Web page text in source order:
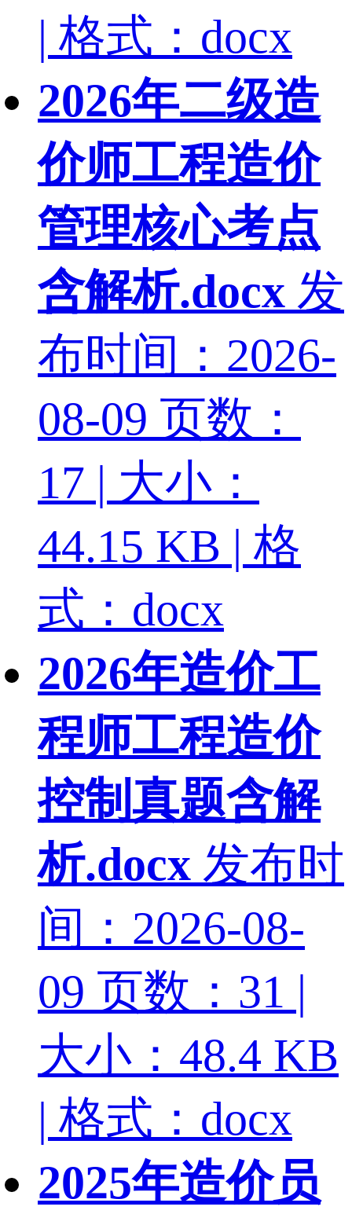
| 格式：docx
2026年二级造
价师工程造价
管理核心考点
含解析.docx 发
布时间：2026-
08-09 页数：
17 | 大小：
44.15 KB | 格
式：docx
2026年造价工
程师工程造价
控制真题含解
析.docx 发布时
间：2026-08-
09 页数：31 |
大小：48.4 KB
| 格式：docx
2025年造价员